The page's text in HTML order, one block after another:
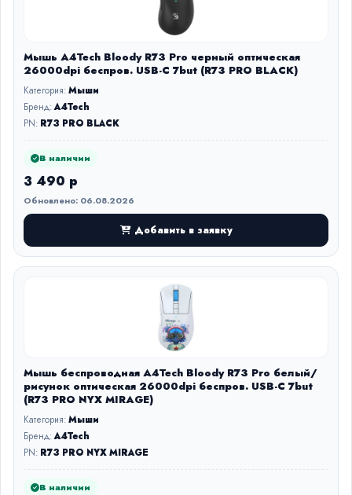
Мышь A4Tech Bloody R73 Pro черный оптическая
26000dpi беспров. USB-C 7but (R73 PRO BLACK)
Категория:Мыши
Бренд:A4Tech
PN: R73 PRO BLACK
В наличии
3 490 р
Обновлено: 06.08.2026
Добавить в заявку
Мышь беспроводная A4Tech Bloody R73 Pro белый/
рисунок оптическая 26000dpi беспров. USB-C 7but
(R73 PRO NYX MIRAGE)
Категория:Мыши
Бренд:A4Tech
PN: R73 PRO NYX MIRAGE
В наличии